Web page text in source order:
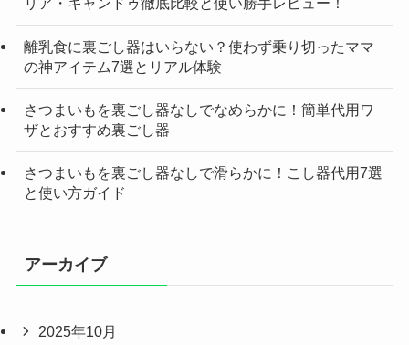
離乳食に裏ごし器はいらない？使わず乗り切ったママ
の神アイテム7選とリアル体験
さつまいもを裏ごし器なしでなめらかに！簡単代用ワ
ザとおすすめ裏ごし器
さつまいもを裏ごし器なしで滑らかに！こし器代用7選
と使い方ガイド
アーカイブ
2025年10月